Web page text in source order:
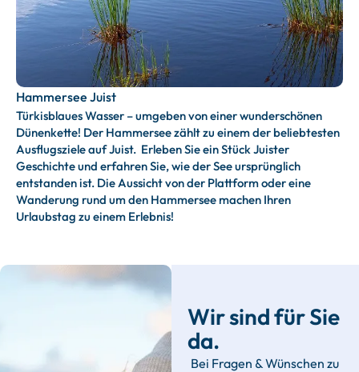
Hammersee Juist
Türkisblaues Wasser – umgeben von einer wunderschönen
Dünenkette! Der Hammersee zählt zu einem der beliebtesten
Ausflugsziele auf Juist. Erleben Sie ein Stück Juister
Geschichte und erfahren Sie, wie der See ursprünglich
entstanden ist. Die Aussicht von der Plattform oder eine
Wanderung rund um den Hammersee machen Ihren
Urlaubstag zu einem Erlebnis!
Wir sind für Sie
da.
Bei Fragen & Wünschen zu